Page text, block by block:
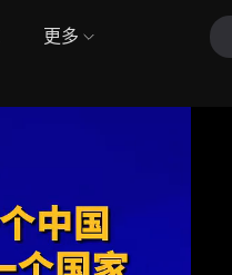
更多